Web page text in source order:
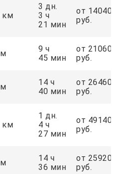
км
3 дн.
3 ч
21 мин
от
руб.
9 ч
45 мин
от 21060
руб.
14 ч
40 мин
от 26460
руб.
км
1 дн.
4 ч
27 мин
от 49140
руб.
14 ч
36 мин
от 25920
руб.